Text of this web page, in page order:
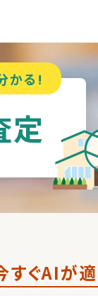
かる!
定
すぐAIが